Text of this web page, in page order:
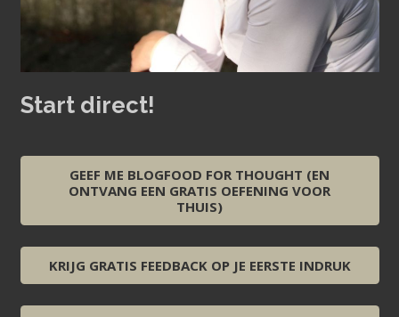
Start direct!
GEEF ME BLOGFOOD FOR THOUGHT (EN
ONTVANG EEN GRATIS OEFENING VOOR
THUIS)
KRIJG GRATIS FEEDBACK OP JE EERSTE INDRUK